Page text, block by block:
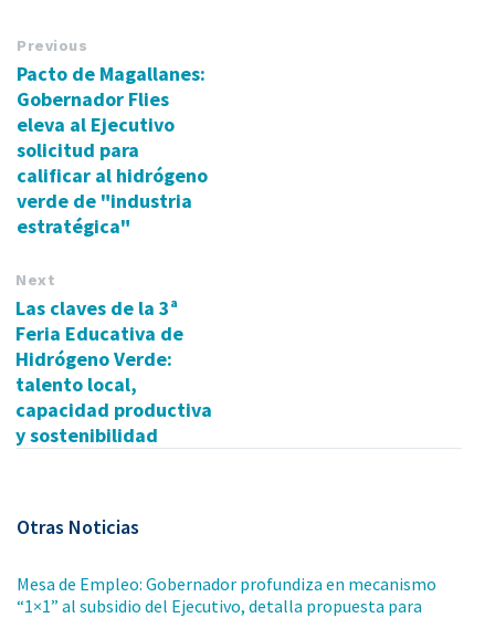
Previous
Pacto de Magallanes:
Gobernador Flies
eleva al Ejecutivo
solicitud para
calificar al hidrógeno
verde de "industria
estratégica"
Next
Las claves de la 3ª
Feria Educativa de
Hidrógeno Verde:
talento local,
capacidad productiva
y sostenibilidad
Otras Noticias
Mesa de Empleo: Gobernador profundiza en mecanismo
“1×1” al subsidio del Ejecutivo, detalla propuesta para